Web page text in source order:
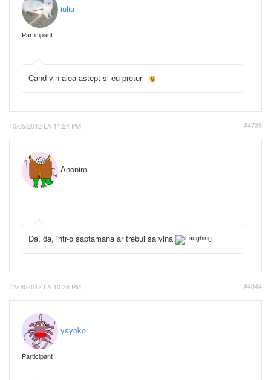
iulia
Participant
Cand vin alea astept si eu preturi
10/05/2012 LA 11:24 PM #4735
Anonim
Da, da, intr-o saptamana ar trebui sa vina
12/06/2012 LA 10:36 PM #4844
ysyoko
Participant